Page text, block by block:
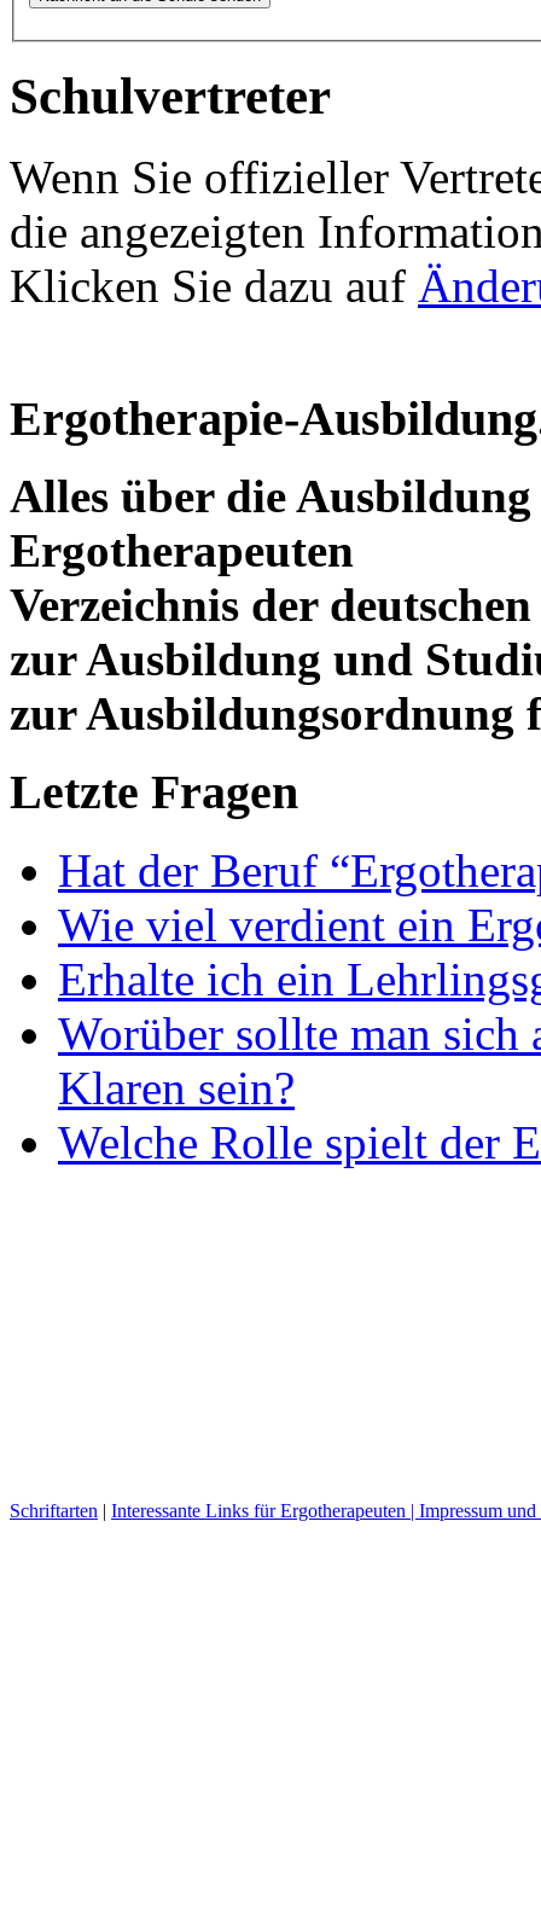
Schulvertreter
Wenn Sie offizieller
die angezeigten
Klicken Sie dazu auf
Ergotherapie-
Alles über die
Ergotherapeuten
Verzeichnis der
zur Ausbildung und
zur Ausbildungsordnung
Letzte Fragen
Hat der Beruf
Wie viel verdient ein
Erhalte ich ein
Worüber sollte man sich
Klaren sein?
Welche Rolle spielt der
Schriftarten | Interessante Links für Ergotherapeuten | Impressum